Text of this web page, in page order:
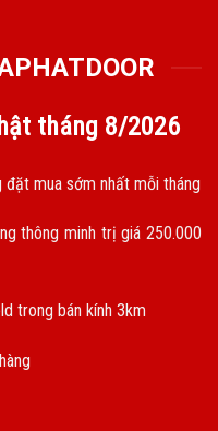
tháng 8/2026
đặt mua sớm nhất mỗi tháng
thông minh trị giá 250.000
trong bán kính 3km